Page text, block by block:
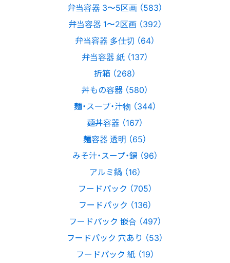
弁当容器 3〜5区画 （583）
弁当容器 1〜2区画 （392）
弁当容器 多仕切 （64）
弁当容器 紙 （137）
折箱 （268）
丼もの容器 （580）
麺・スープ・汁物 （344）
麺丼容器 （167）
麺容器 透明 （65）
みそ汁・スープ・鍋 （96）
アルミ鍋 （16）
フードパック （705）
フードパック （136）
フードパック 嵌合 （497）
フードパック 穴あり （53）
フードパック 紙 （19）